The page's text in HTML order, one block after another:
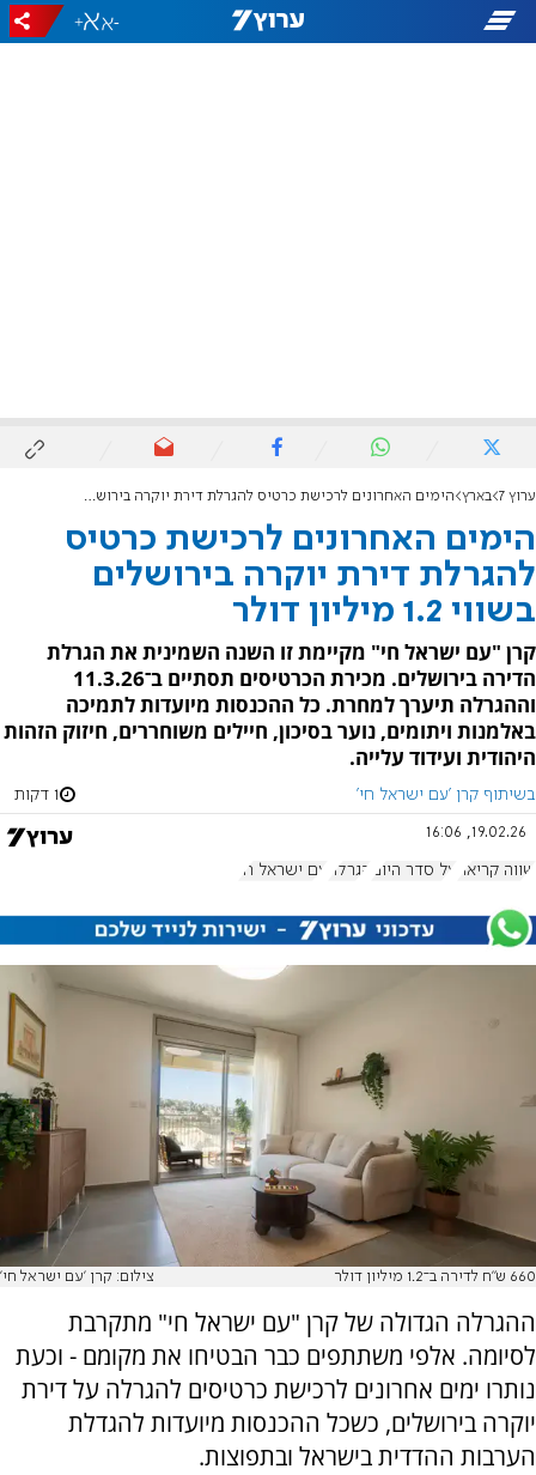
-
+
ערוץ 7 בארץ הימים האחרונים לרכישת כרטיס להגרלת דירת יוקרה בירושלים בשווי 1.2 מיליון דולר
הימים האחרונים לרכישת כרטיס
להגרלת דירת יוקרה בירושלים
בשווי 1.2 מיליון דולר
קרן "עם ישראל חי" מקיימת זו השנה השמינית את הגרלת
הדירה בירושלים. מכירת הכרטיסים תסתיים ב־11.3.26
וההגרלה תיערך למחרת. כל ההכנסות מיועדות לתמיכה
באלמנות ויתומים, נוער בסיכון, חיילים משוחררים, חיזוק הזהות
היהודית ועידוד עלייה.
בשיתוף קרן 'עם ישראל חי' 1 דקות
19.02.26, 16:06
שווה קריאה על סדר היום הגרלה עם ישראל חי
660 ש"ח לדירה ב־1.2 מיליון דולר צילום: קרן 'עם ישראל חי'
ההגרלה הגדולה של קרן "עם ישראל חי" מתקרבת
לסיומה. אלפי משתתפים כבר הבטיחו את מקומם - וכעת
נותרו ימים אחרונים לרכישת כרטיסים להגרלה על דירת
יוקרה בירושלים, כשכל ההכנסות מיועדות להגדלת
הערבות ההדדית בישראל ובתפוצות.